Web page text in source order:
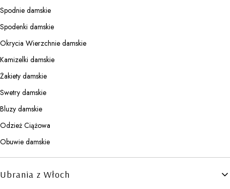
Spodnie damskie
Spodenki damskie
Okrycia Wierzchnie damskie
Kamizelki damskie
Żakiety damskie
Swetry damskie
Bluzy damskie
Odzież Ciążowa
Obuwie damskie
Ubrania z Włoch